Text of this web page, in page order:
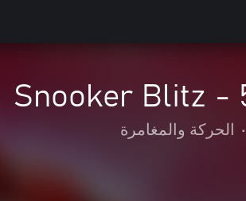
Snooker Blitz -
• الحركة والمغامرة